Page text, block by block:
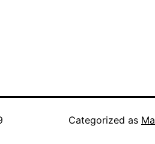
Categorized as